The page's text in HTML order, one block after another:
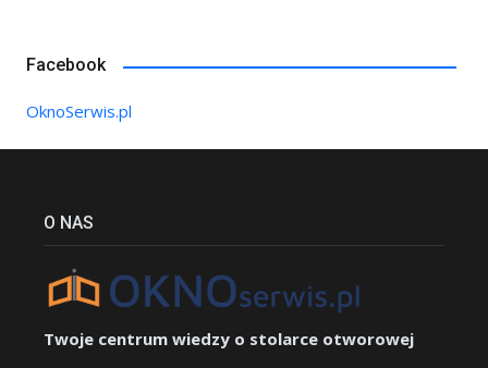
Facebook
OknoSerwis.pl
O NAS
Twoje centrum wiedzy o stolarce otworowej